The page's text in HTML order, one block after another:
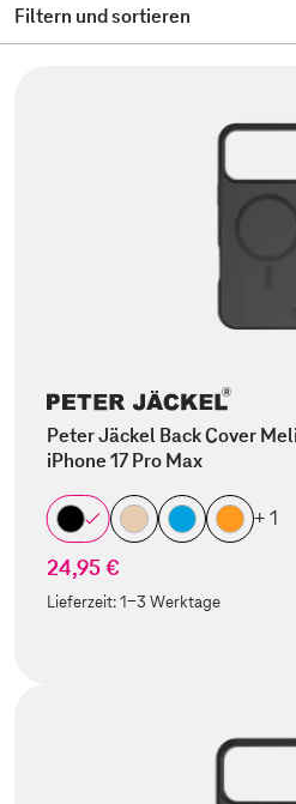
Filtern und sortieren
Peter Jäckel Back Cover
iPhone 17 Pro Max
+ 1
24,95 €
Lieferzeit:1-3 Werktage